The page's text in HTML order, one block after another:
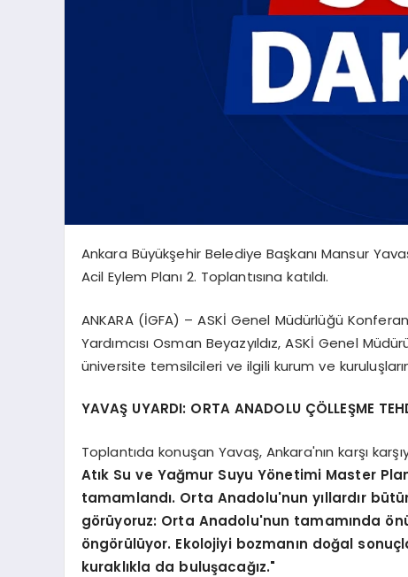
Ankara Büyükşehir Belediye Başkanı Mansur
Acil Eylem Planı 2. Toplantısına katıldı.
ANKARA (İGFA) – ASKİ Genel Müdürlüğü
Yardımcısı Osman Beyazyıldız, ASKİ Genel
üniversite temsilcileri ve ilgili kurum ve
YAVAŞ UYARDI: ORTA ANADOLU ÇÖLLEŞME
Toplantıda konuşan Yavaş, Ankara'nın karşı
Atık Su ve Yağmur Suyu Yönetimi Master
tamamlandı. Orta Anadolu'nun yıllardır
görüyoruz: Orta Anadolu'nun tamamında
öngörülüyor. Ekolojiyi bozmanın doğal
kuraklıkla da buluşacağız."